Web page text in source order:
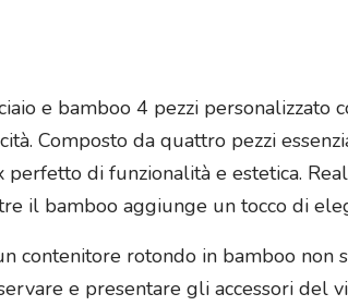
e bamboo 4 pezzi
Composto da quattro pezzi
di funzionalità e estetica.
il bamboo aggiunge un tocco di
contenitore rotondo in bamboo
e presentare gli accessori del